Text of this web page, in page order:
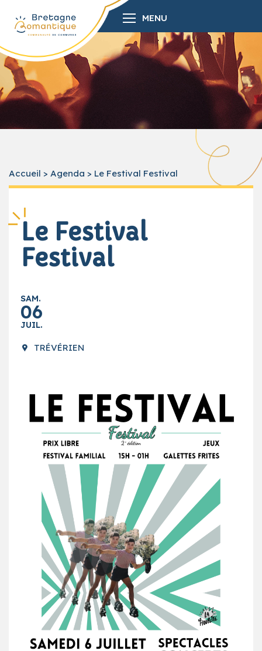
MENU
Accueil > Agenda > Le Festival Festival
Le Festival
Festival
SAM.
06
JUIL.
TRÉVÉRIEN